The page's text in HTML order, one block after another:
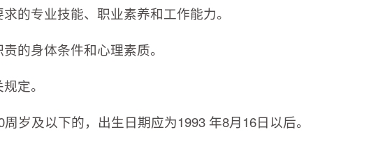
专业技能、职业素养和工作能力。
身体条件和心理素质。
定。
及以下的，出生日期应为1993 年8月16日以后。